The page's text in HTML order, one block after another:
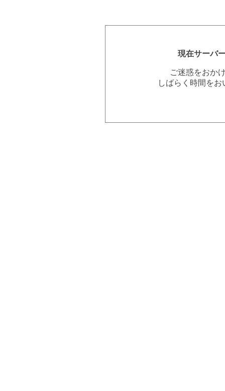
現在サーバ
ご迷惑をおか
しばらく時間を